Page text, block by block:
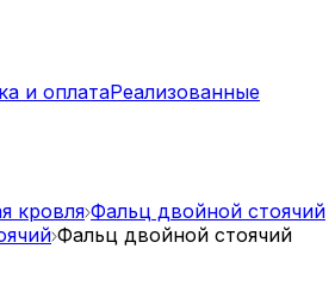
и оплатаРеализованные
кровля Фальц двойной стоячий
Фальц двойной стоячий